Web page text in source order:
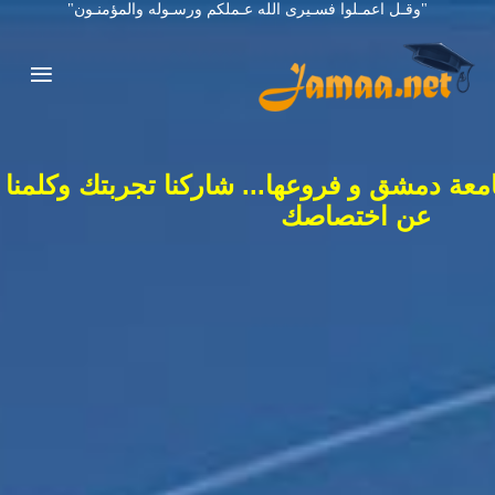
"وقـل اعمـلوا فسـيرى الله عـملكم ورسـوله والمؤمنـون"
دمشق و فروعها... شاركنا تجربتك وكلمنا
عن اختصاصك